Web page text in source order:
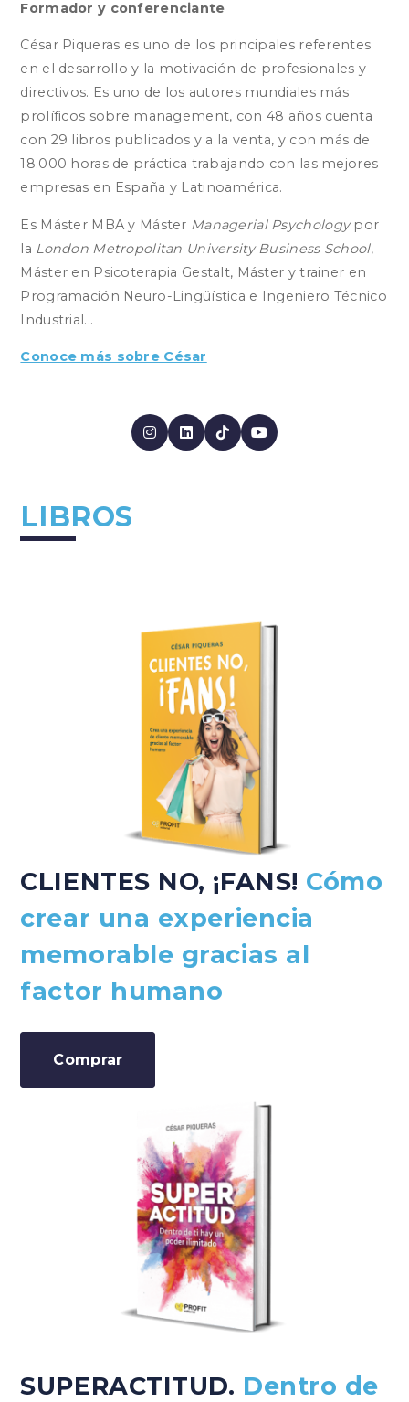
Formador y conferenciante
César Piqueras es uno de los principales referentes
en el desarrollo y la motivación de profesionales y
directivos. Es uno de los autores mundiales más
prolíficos sobre management, con 48 años cuenta
con 29 libros publicados y a la venta, y con más de
18.000 horas de práctica trabajando con las mejores
empresas en España y Latinoamérica.
Es Máster MBA y Máster Managerial Psychologypor
la London Metropolitan University Business School,
Máster en Psicoterapia Gestalt, Máster y trainer en
Programación Neuro-Lingüística e Ingeniero Técnico
Industrial...
Conoce más sobre César
LIBROS
CLIENTES NO, ¡FANS! Cómo
crear una experiencia
memorable gracias al
factor humano
Comprar
SUPERACTITUD. Dentro de